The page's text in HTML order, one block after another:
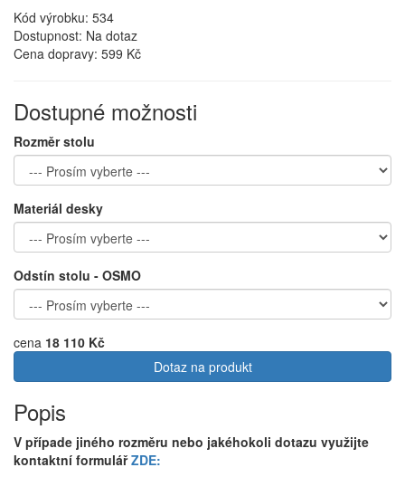
Kód výrobku: 534
Dostupnost: Na dotaz
Cena dopravy: 599 Kč
Dostupné možnosti
Rozměr stolu
Materiál desky
Odstín stolu - OSMO
cena 18 110 Kč
Dotaz na produkt
Popis
V případe jiného rozměru nebo jakéhokoli dotazu využijte
kontaktní formulářZDE: